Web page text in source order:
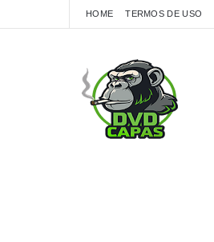
HOME TERMOS DE USO